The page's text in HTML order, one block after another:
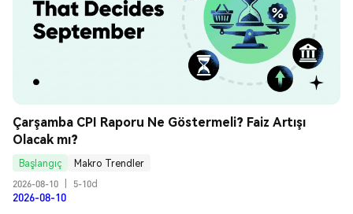
Çarşamba CPI Raporu Ne Göstermeli? Faiz Artışı
Olacak mı?
Başlangıç
Makro Trendler
2026-08-10
5-10d
2026-08-10